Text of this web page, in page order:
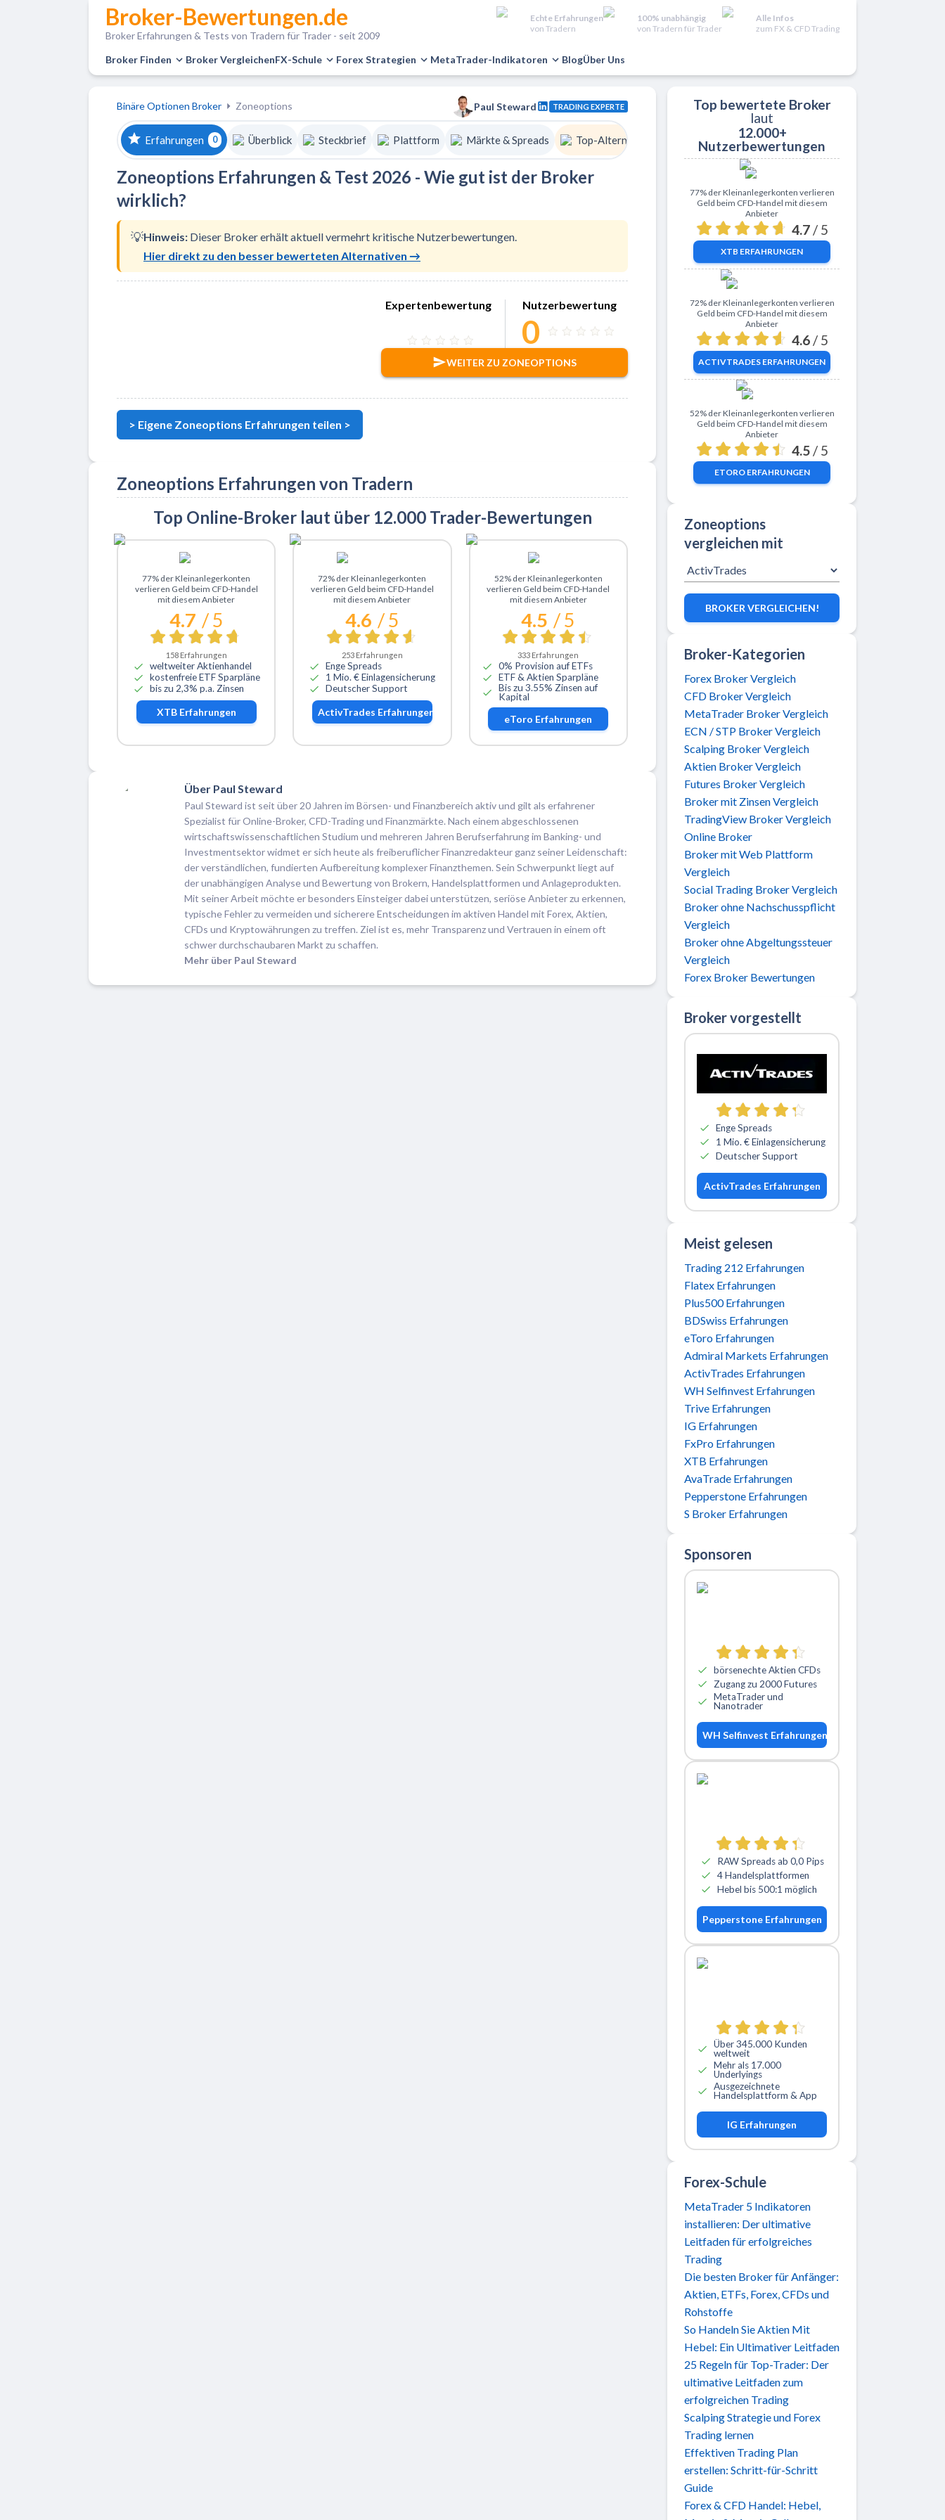
Broker-Bewertungen.de
Broker Erfahrungen & Tests von Tradern für Trader - seit 2009
Echte Erfahrungen
von Tradern
100% unabhängig
von Tradern für Trader
Alle Infos
zum FX & CFD Trading
Broker Finden Broker VergleichenFX-Schule Forex Strategien MetaTrader-Indikatoren BlogÜber Uns
Binäre Optionen Broker Zoneoptions Paul Steward TRADING EXPERTE
Erfahrungen 0 Überblick Steckbrief Plattform Märkte & Spreads Top-Alternativen
Zoneoptions Erfahrungen & Test 2026 - Wie gut ist der Broker
wirklich?
💡Hinweis: Dieser Broker erhält aktuell vermehrt kritische Nutzerbewertungen.
Hier direkt zu den besser bewerteten Alternativen →
Expertenbewertung Nutzerbewertung
0
WEITER ZU ZONEOPTIONS
> Eigene Zoneoptions Erfahrungen teilen >
Zoneoptions Erfahrungen von Tradern
Top Online-Broker laut über 12.000 Trader-Bewertungen
Zu XTB
77% der Kleinanlegerkonten
verlieren Geld beim CFD-Handel
mit diesem Anbieter
4.7 / 5
158Erfahrungen
weltweiter Aktienhandel
kostenfreie ETF Sparpläne
bis zu 2,3% p.a. Zinsen
XTBErfahrungen
Zu ActivTrades
72% der Kleinanlegerkonten
verlieren Geld beim CFD-Handel
mit diesem Anbieter
4.6 / 5
253Erfahrungen
Enge Spreads
1 Mio. € Einlagensicherung
Deutscher Support
ActivTrades Erfahrungen
Zu eToro
52% der Kleinanlegerkonten
verlieren Geld beim CFD-Handel
mit diesem Anbieter
4.5 / 5
333 Erfahrungen
0% Provision auf ETFs
ETF & Aktien Sparpläne
Bis zu 3.55% Zinsen auf
Kapital
eToro Erfahrungen
Über Paul Steward
Paul Steward ist seit über 20 Jahren im Börsen- und Finanzbereich aktiv und gilt als erfahrener
Spezialist für Online-Broker, CFD-Trading und Finanzmärkte. Nach einem abgeschlossenen
wirtschaftswissenschaftlichen Studium und mehreren Jahren Berufserfahrung im Banking- und
Investmentsektor widmet er sich heute als freiberuflicher Finanzredakteur ganz seiner Leidenschaft:
der verständlichen, fundierten Aufbereitung komplexer Finanzthemen. Sein Schwerpunkt liegt auf
der unabhängigen Analyse und Bewertung von Brokern, Handelsplattformen und Anlageprodukten.
Mit seiner Arbeit möchte er besonders Einsteiger dabei unterstützen, seriöse Anbieter zu erkennen,
typische Fehler zu vermeiden und sicherere Entscheidungen im aktiven Handel mit Forex, Aktien,
CFDs und Kryptowährungen zu treffen. Ziel ist es, mehr Transparenz und Vertrauen in einem oft
schwer durchschaubaren Markt zu schaffen.
Mehr über Paul Steward
Top bewertete Broker
laut
12.000+
Nutzerbewertungen
Zu XTB
77% der Kleinanlegerkonten verlieren
Geld beim CFD-Handel mit diesem
Anbieter
4.7 / 5
XTB ERFAHRUNGEN
Zu ActivTrades
72% der Kleinanlegerkonten verlieren
Geld beim CFD-Handel mit diesem
Anbieter
4.6 / 5
ACTIVTRADES ERFAHRUNGEN
Zu eToro
52% der Kleinanlegerkonten verlieren
Geld beim CFD-Handel mit diesem
Anbieter
4.5 / 5
ETOROERFAHRUNGEN
Zoneoptions
vergleichen mit
BROKER VERGLEICHEN!
Broker-Kategorien
Forex Broker Vergleich
CFD Broker Vergleich
MetaTrader Broker Vergleich
ECN / STP Broker Vergleich
Scalping Broker Vergleich
Aktien Broker Vergleich
Futures Broker Vergleich
Broker mit Zinsen Vergleich
TradingView Broker Vergleich
Online Broker
Broker mit Web Plattform
Vergleich
Social Trading Broker Vergleich
Broker ohne Nachschusspflicht
Vergleich
Broker ohne Abgeltungssteuer
Vergleich
Forex Broker Bewertungen
Broker vorgestellt
Zu ActivTrades
Enge Spreads
1 Mio. € Einlagensicherung
Deutscher Support
ActivTrades Erfahrungen
Meist gelesen
Trading 212 Erfahrungen
Flatex Erfahrungen
Plus500 Erfahrungen
BDSwiss Erfahrungen
eToro Erfahrungen
Admiral Markets Erfahrungen
ActivTrades Erfahrungen
WH Selfinvest Erfahrungen
Trive Erfahrungen
IG Erfahrungen
FxPro Erfahrungen
XTB Erfahrungen
AvaTrade Erfahrungen
Pepperstone Erfahrungen
S Broker Erfahrungen
Sponsoren
börsenechte Aktien CFDs
Zugang zu 2000 Futures
MetaTrader und
Nanotrader
WH Selfinvest Erfahrungen
RAW Spreads ab 0,0 Pips
4 Handelsplattformen
Hebel bis 500:1 möglich
Pepperstone Erfahrungen
Über 345.000 Kunden
weltweit
Mehr als 17.000
Underlyings
Ausgezeichnete
Handelsplattform & App
IG Erfahrungen
Forex-Schule
MetaTrader 5 Indikatoren
installieren: Der ultimative
Leitfaden für erfolgreiches
Trading
Die besten Broker für Anfänger:
Aktien, ETFs, Forex, CFDs und
Rohstoffe
So Handeln Sie Aktien Mit
Hebel: Ein Ultimativer Leitfaden
25 Regeln für Top-Trader: Der
ultimative Leitfaden zum
erfolgreichen Trading
Scalping Strategie und Forex
Trading lernen
Effektiven Trading Plan
erstellen: Schritt-für-Schritt
Guide
Forex & CFD Handel: Hebel,